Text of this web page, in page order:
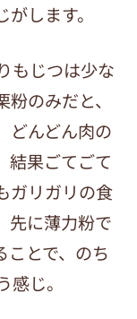
します。
もじつは少な
のみだと、
どんどん肉の
結果ごてごて
ガリガリの食
先に薄力粉で
ことで、のち
じ。